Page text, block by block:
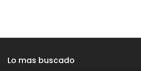
Lo mas buscado